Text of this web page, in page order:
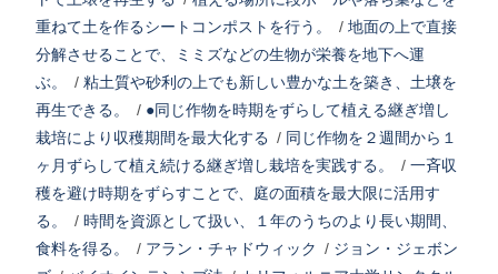
重ねて土を作るシートコンポストを行う。
/ 地面の上で直接
分解させることで、ミミズなどの生物が栄養を地下へ運
ぶ。
/ 粘土質や砂利の上でも新しい豊かな土を築き、土壌を
再生できる。
/ ●同じ作物を時期をずらして植える継ぎ増し
栽培により収穫期間を最大化する / 同じ作物を２週間から１
ヶ月ずらして植え続ける継ぎ増し栽培を実践する。
/ 一斉収
穫を避け時期をずらすことで、庭の面積を最大限に活用す
る。
/ 時間を資源として扱い、１年のうちのより長い期間、
食料を得る。
/ アラン・チャドウィック / ジョン・ジェボン